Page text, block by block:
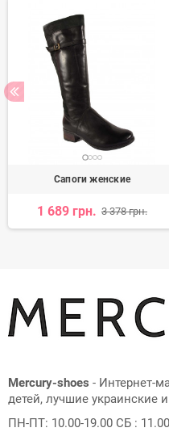
Сапоги женские
1 689 грн. 3 378 грн.
Mercury-shoes - Интернет-
детей, лучшие украинские
ПН-ПТ: 10.00-19.00 СБ :